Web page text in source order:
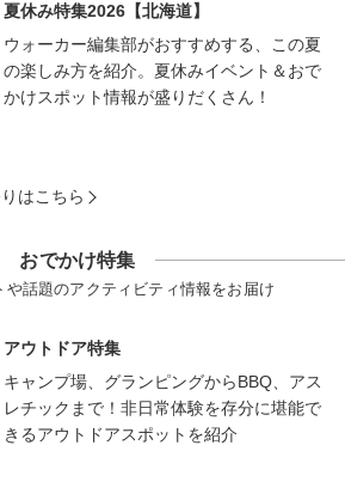
夏休み特集2026【北海道】
ウォーカー編集部がおすすめする、この夏
の楽しみ方を紹介。夏休みイベント＆おで
かけスポット情報が盛りだくさん！
はこちら
おでかけ特集
や話題のアクティビティ情報をお届け
アウトドア特集
キャンプ場、グランピングからBBQ、アス
レチックまで！非日常体験を存分に堪能で
きるアウトドアスポットを紹介